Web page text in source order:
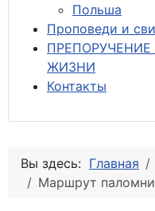
Польша
Проповеди и
ЖИЗНИ
Контакты
Вы здесь: Главная
Маршрут